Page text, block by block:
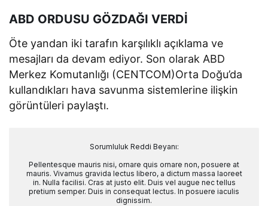
ABD ORDUSU GÖZDAĞI VERDİ
Öte yandan iki tarafın karşılıklı açıklama ve
mesajları da devam ediyor. Son olarak ABD
Merkez Komutanlığı (CENTCOM)Orta Doğu’da
kullandıkları hava savunma sistemlerine ilişkin
görüntüleri paylaştı.
Sorumluluk Reddi Beyanı:
Pellentesque mauris nisi, ornare quis ornare non, posuere at
mauris. Vivamus gravida lectus libero, a dictum massa laoreet
in. Nulla facilisi. Cras at justo elit. Duis vel augue nec tellus
pretium semper. Duis in consequat lectus. In posuere iaculis
dignissim.